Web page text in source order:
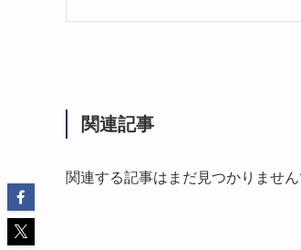
関連記事
関連する記事はまだ見つかりません